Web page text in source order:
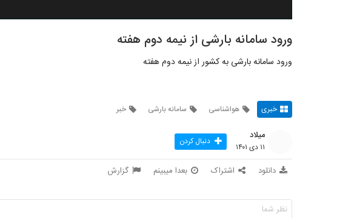
ورود سامانه بارشی از نیمه دوم هفته
ورود سامانه بارشی به کشور از نیمه دوم هفته
خبری هواشناسی سامانه بارشی خبر
میلاد
۱۱ دی ۱۴۰۱ دنبال کردن
دانلود اشتراک بعدا میبینم گزارش